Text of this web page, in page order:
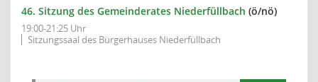
46. Sitzung des Gemeinderates Niederfüllbach (ö/nö)
19:00-21:25 Uhr
Sitzungssaal des Bürgerhauses Niederfüllbach